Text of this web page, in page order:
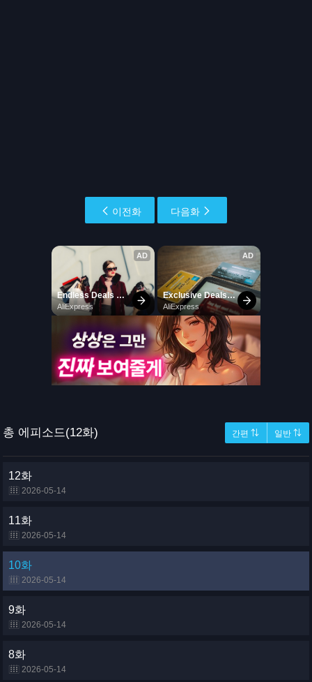
이전화 다음화
총 에피소드(12화) 간편 ⇅ 일반 ⇅
12화
2026-05-14
11화
2026-05-14
10화
2026-05-14
9화
2026-05-14
8화
2026-05-14